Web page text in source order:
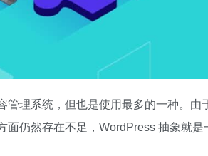
管理系统，但也是使用最多的一种。由
仍然存在不足，WordPress 抽象就是